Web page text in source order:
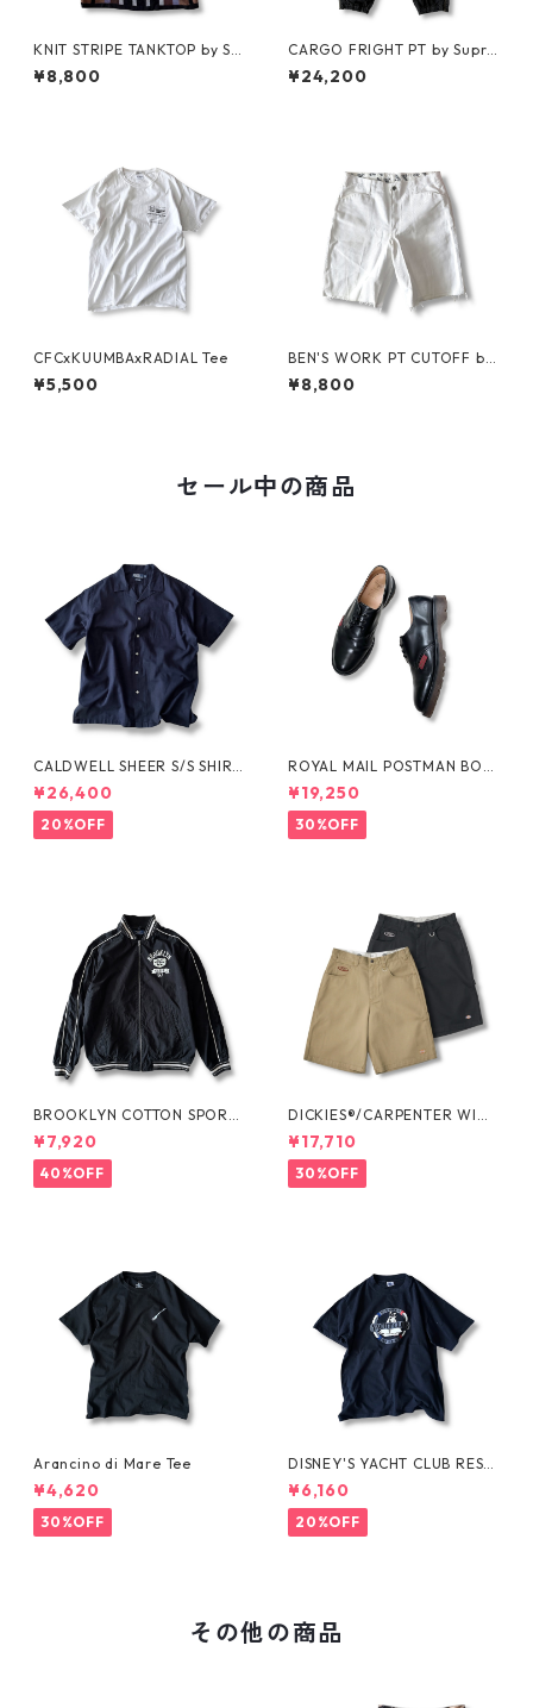
KNIT STRIPE TANKTOP by Su
preme
¥8,800
CARGO FRIGHT PT by Supre
me
¥24,200
CFCxKUUMBAxRADIAL Tee
¥5,500
BEN'S WORK PT CUTOFF by
Ben Davis
¥8,800
セール中の商品
CALDWELL SHEER S/S SHIRT
by Polo Ralph Lauren
¥26,400
20%OFF
ROYAL MAIL POSTMAN BOO
TS by Dr.MARTENS
¥19,250
30%OFF
BROOKLYN COTTON SPORT
JKT by Polo Ralph Lauren
¥7,920
40%OFF
DICKIES®/CARPENTER WIDE
SHORTS -SEDAN ALL-PURPO
SE-
¥17,710
30%OFF
Arancino di Mare Tee
¥4,620
30%OFF
DISNEY'S YACHT CLUB RESO
RT Tee
¥6,160
20%OFF
その他の商品